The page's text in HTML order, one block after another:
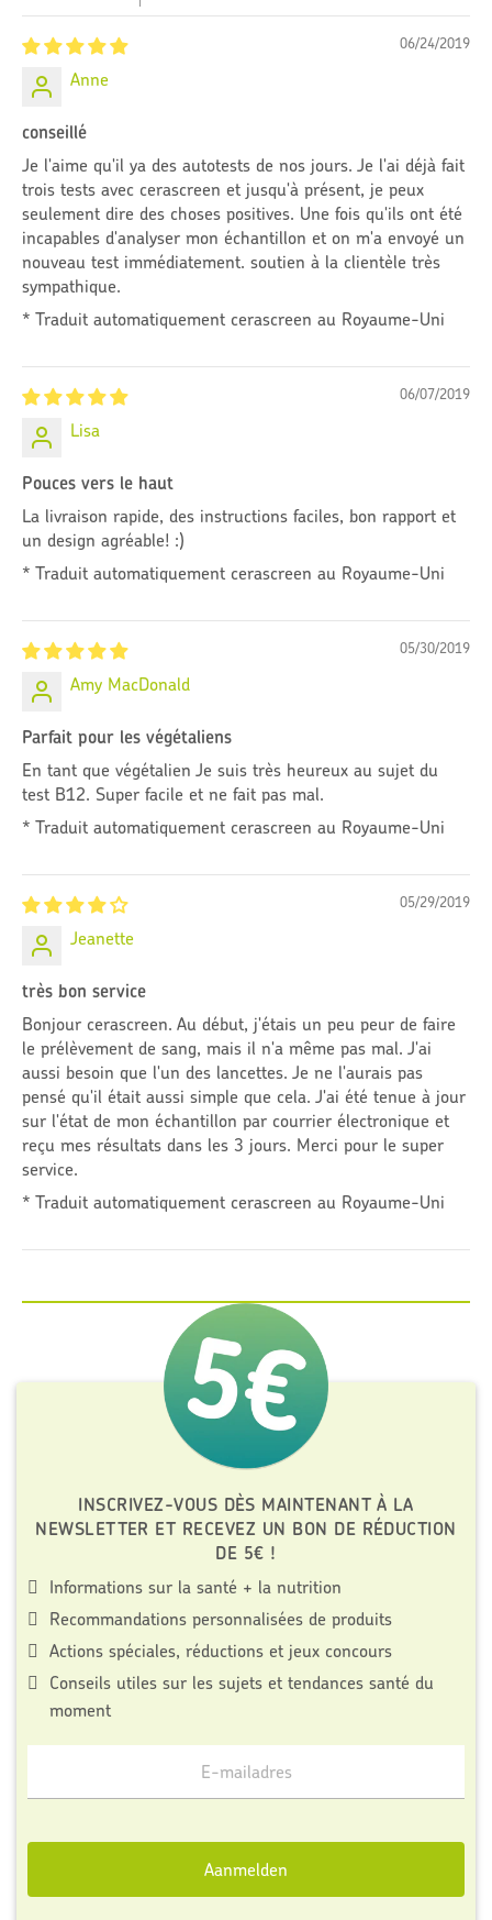
06/24/2019
Anne
conseillé
Je l'aime qu'il ya des autotests de nos jours. Je l'ai déjà fait
trois tests avec cerascreen et jusqu'à présent, je peux
seulement dire des choses positives. Une fois qu'ils ont été
incapables d'analyser mon échantillon et on m'a envoyé un
nouveau test immédiatement. soutien à la clientèle très
sympathique.
* Traduit automatiquement cerascreen au Royaume-Uni
06/07/2019
Lisa
Pouces vers le haut
La livraison rapide, des instructions faciles, bon rapport et
un design agréable! :)
* Traduit automatiquement cerascreen au Royaume-Uni
05/30/2019
Amy MacDonald
Parfait pour les végétaliens
En tant que végétalien Je suis très heureux au sujet du
test B12. Super facile et ne fait pas mal.
* Traduit automatiquement cerascreen au Royaume-Uni
05/29/2019
Jeanette
très bon service
Bonjour cerascreen. Au début, j'étais un peu peur de faire
le prélèvement de sang, mais il n'a même pas mal. J'ai
aussi besoin que l'un des lancettes. Je ne l'aurais pas
pensé qu'il était aussi simple que cela. J'ai été tenue à jour
sur l'état de mon échantillon par courrier électronique et
reçu mes résultats dans les 3 jours. Merci pour le super
service.
* Traduit automatiquement cerascreen au Royaume-Uni
INSCRIVEZ-VOUS DÈS MAINTENANT À LA
NEWSLETTER ET RECEVEZ UN BON DE RÉDUCTION
DE 5€ !
Informations sur la santé + la nutrition
Recommandations personnalisées de produits
Actions spéciales, réductions et jeux concours
Conseils utiles sur les sujets et tendances santé du
moment
voor
Aanmelden